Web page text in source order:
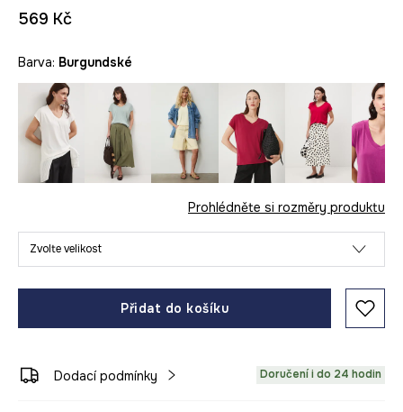
569 Kč
Barva: burgundské
Prohlédněte si rozměry produktu
Zvolte velikost
Přidat do košíku
Dodací podmínky Doručení i do 24 hodin